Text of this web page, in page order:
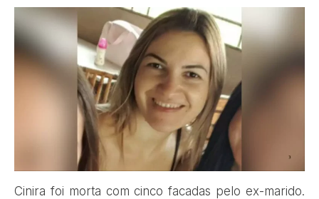
Cinira foi morta com cinco facadas pelo ex-marido.